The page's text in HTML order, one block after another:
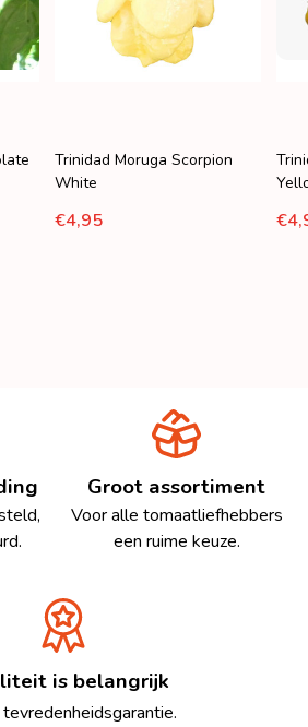
Trinidad Moruga Scorpion
White
€4,95
Groot assortiment
Voor alle tomaatliefhebbers
een ruime keuze.
is belangrijk